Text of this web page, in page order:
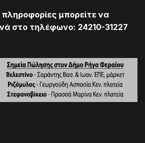
πληροφορίες μπορείτε να
στο τηλέφωνο: 24210-31227